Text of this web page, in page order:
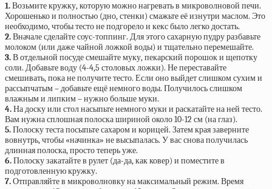
1.Возьмите кружку, которую можно нагревать в микроволновой печи.
Хорошенько и полностью (дно, стенки) смажьте её изнутри маслом. Это
необходимо, чтобы тесто не подгорело и кекс было легко достать.
2.Вначале сделайте соус-топпинг. Для этого сахарную пудру разбавьте
молоком (или даже чайной ложкой воды) и тщательно перемешайте.
3.В отдельной посуде смешайте муку, пекарский порошок и щепотку
соли. Добавьте воду (4-4,5 столовых ложки). Не переставайте
смешивать, пока не получите тесто. Если оно выйдет слишком сухим и
рассыпчатым – добавьте ещё немного воды. Получилось слишком
влажным и липким – нужно больше муки.
4.На доску или стол насыпьте немного муки и раскатайте на ней тесто.
Вам нужна сплошная полоска шириной около 10-12 см (на глаз).
5.Полоску теста посыпьте сахаром и корицей. Затем края заверните
вовнутрь, чтобы «начинка» не высыпалась. У вас снова получилась
длинная полоска, просто теперь уже.
6.Полоску закатайте в рулет (да-да, как ковер) и поместите в
подготовленную кружку.
7.Отправляйте в микроволновку на максимальный режим. Время